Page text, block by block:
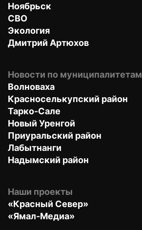
Ноябрьск
СВО
Экология
Дмитрий Артюхов
Новости по муниципалитетам
Волноваха
Красноселькупский район
Тарко-Сале
Новый Уренгой
Приуральский район
Лабытнанги
Надымский район
Наши проекты
«Красный Север»
«Ямал-Медиа»